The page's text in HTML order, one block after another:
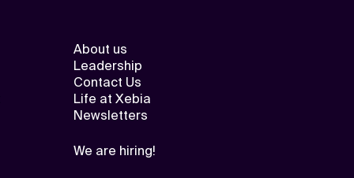
About us
Leadership
Contact Us
Life at Xebia
Newsletters
We are hiring!